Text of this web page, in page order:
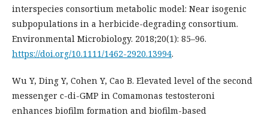
interspecies consortium metabolic model: Near isogenic
subpopulations in a herbicide-degrading consortium.
Environmental Microbiology. 2018;20(1): 85–96.
https://doi.org/10.1111/1462-2920.13994.
Wu Y, Ding Y, Cohen Y, Cao B. Elevated level of the second
messenger c-di-GMP in Comamonas testosteroni
enhances biofilm formation and biofilm-based